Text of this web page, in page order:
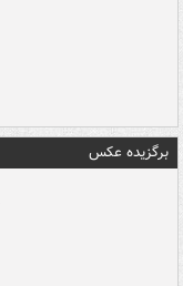
برگزیده عکس